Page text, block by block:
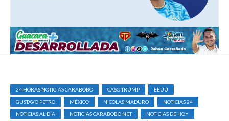
24 HORAS NOTICIAS CARABOBO CASO TRUMP
EEUU
GUSTAVO PETRO
MÉXICO NICOLAS MADURO
NOTICIAS 24
NOTICIAS AL DÍA
NOTICIAS CARABOBO NET
NOTICIAS DE HOY